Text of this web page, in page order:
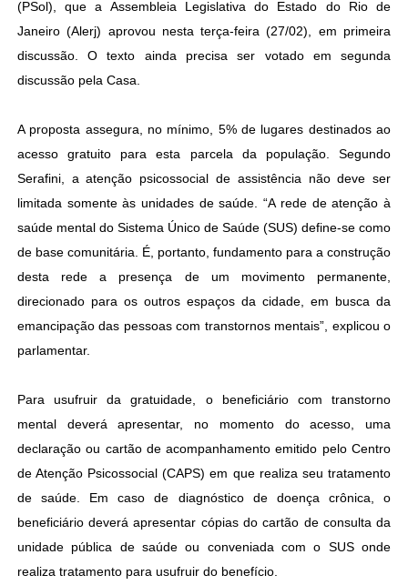
(PSol), que a Assembleia Legislativa do Estado do Rio de
Janeiro (Alerj) aprovou nesta terça-feira (27/02), em primeira
discussão. O texto ainda precisa ser votado em segunda
discussão pela Casa.
A proposta assegura, no mínimo, 5% de lugares destinados ao
acesso gratuito para esta parcela da população. Segundo
Serafini, a atenção psicossocial de assistência não deve ser
limitada somente às unidades de saúde. “A rede de atenção à
saúde mental do Sistema Único de Saúde (SUS) define-se como
de base comunitária. É, portanto, fundamento para a construção
desta rede a presença de um movimento permanente,
direcionado para os outros espaços da cidade, em busca da
emancipação das pessoas com transtornos mentais”, explicou o
parlamentar.
Para usufruir da gratuidade, o beneficiário com transtorno
mental deverá apresentar, no momento do acesso, uma
declaração ou cartão de acompanhamento emitido pelo Centro
de Atenção Psicossocial (CAPS) em que realiza seu tratamento
de saúde. Em caso de diagnóstico de doença crônica, o
beneficiário deverá apresentar cópias do cartão de consulta da
unidade pública de saúde ou conveniada com o SUS onde
realiza tratamento para usufruir do benefício.